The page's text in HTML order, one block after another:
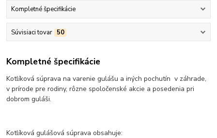
Kompletné špecifikácie
Súvisiaci tovar 50
Kompletné špecifikácie
Kotlíková súprava na varenie gulášu a iných pochutín v záhrade,
v prírode pre rodiny, rôzne spoločenské akcie a posedenia pri
dobrom guláši.
Kotlíková gulášová súprava obsahuje: